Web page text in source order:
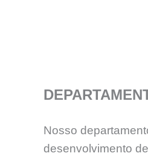
Nosso
desenvolvimento